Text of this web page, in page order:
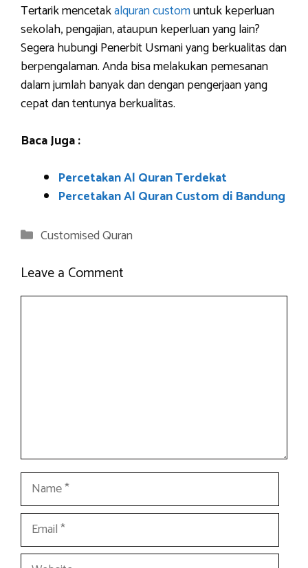
Tertarik mencetakalquran customuntuk keperluan
sekolah, pengajian, ataupun keperluan yang lain?
Segera hubungi Penerbit Usmani yang berkualitas dan
berpengalaman. Anda bisa melakukan pemesanan
dalam jumlah banyak dan dengan pengerjaan yang
cepat dan tentunya berkualitas.
Baca Juga :
Percetakan Al Quran Terdekat
Percetakan Al Quran Custom di Bandung
Categories
Customised Quran
Leave a Comment
Name
Email
Website